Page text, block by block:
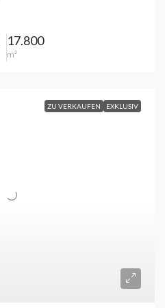
17.800
m²
ZU VERKAUFEN EXKLUSIV